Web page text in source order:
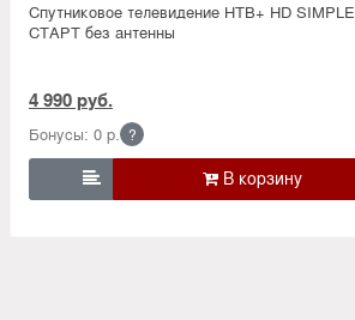
Спутниковое телевидение НТВ+ HD SIMPLE
СТАРТ без антенны
4 990 руб.
Бонусы: 0 р. ?
